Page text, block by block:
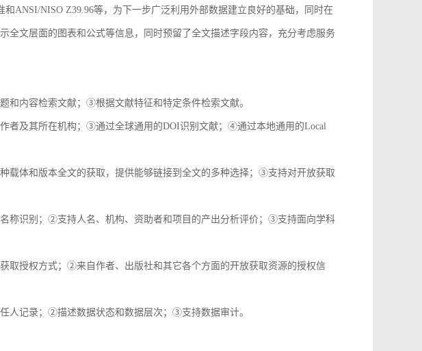
ANSI/NISO Z39.96等，为下一步广泛利用外部数据建立良好的基础，同时在
全文层面的图表和公式等信息，同时预留了全文描述字段内容，充分考虑服务
内容检索文献；③根据文献特征和特定条件检索文献。
者及其所在机构；③通过全球通用的DOI识别文献；④通过本地通用的Local
体和版本全文的获取，提供能够链接到全文的多种选择；③支持对开放获取
称识别；②支持人名、机构、资助者和项目的产出分析评价；③支持面向学科
取授权方式；②来自作者、出版社和其它各个方面的开放获取资源的授权信
人记录；②描述数据状态和数据层次；③支持数据审计。